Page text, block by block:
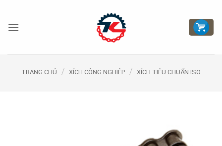
nội
TRANG CHỦ / XÍCH CÔNG NGHIỆP / XÍCH TIÊU CHUẨN ISO